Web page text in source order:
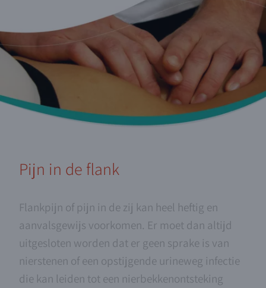
Pijn in de flank
Flankpijn of pijn in de zij kan heel heftig en
aanvalsgewijs voorkomen. Er moet dan altijd
uitgesloten worden dat er geen sprake is van
nierstenen of een opstijgende urineweg infectie
die kan leiden tot een nierbekkenontsteking